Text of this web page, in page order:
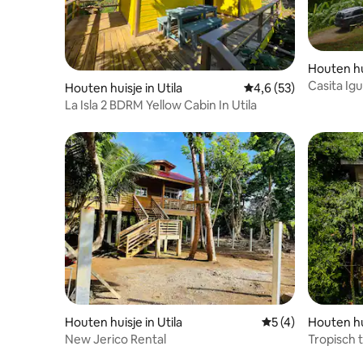
Houten huisje in Utila Gemiddelde
4,6 (53)
La Isla 2 BDRM Yellow Cabin In Utila
Houten
Casita
Houten huisje in Utila Gemiddelde
5 (4)
New Jerico Rental
Houten
Tropisch